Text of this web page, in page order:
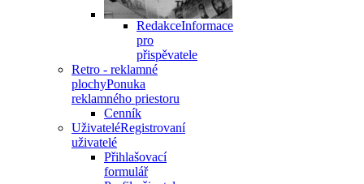
RedakceInformace
pro
přispěvatele
Retro - reklamné
plochyPonuka
reklamného priestoru
Cenník
UživateléRegistrovaní
uživatelé
Přihlašovací
formulář